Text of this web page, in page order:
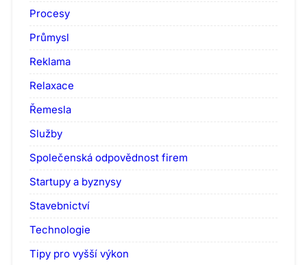
Procesy
Průmysl
Reklama
Relaxace
Řemesla
Služby
Společenská odpovědnost firem
Startupy a byznysy
Stavebnictví
Technologie
Tipy pro vyšší výkon